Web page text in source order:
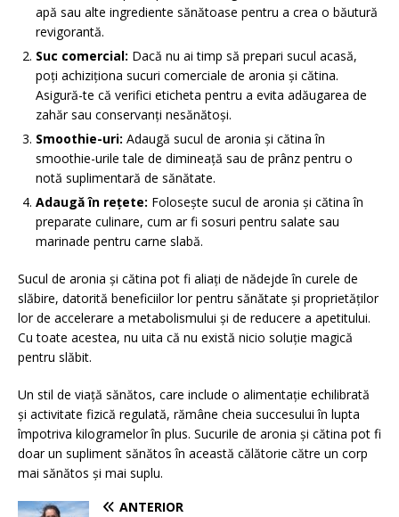
apă sau alte ingrediente sănătoase pentru a crea o băutură
revigorantă.
Suc comercial: Dacă nu ai timp să prepari sucul acasă,
poți achiziționa sucuri comerciale de aronia și cătina.
Asigură-te că verifici eticheta pentru a evita adăugarea de
zahăr sau conservanți nesănătoși.
Smoothie-uri: Adaugă sucul de aronia și cătina în
smoothie-urile tale de dimineață sau de prânz pentru o
notă suplimentară de sănătate.
Adaugă în rețete: Folosește sucul de aronia și cătina în
preparate culinare, cum ar fi sosuri pentru salate sau
marinade pentru carne slabă.
Sucul de aronia și cătina pot fi aliați de nădejde în curele de
slăbire, datorită beneficiilor lor pentru sănătate și proprietăților
lor de accelerare a metabolismului și de reducere a apetitului.
Cu toate acestea, nu uita că nu există nicio soluție magică
pentru slăbit.
Un stil de viață sănătos, care include o alimentație echilibrată
și activitate fizică regulată, rămâne cheia succesului în lupta
împotriva kilogramelor în plus. Sucurile de aronia și cătina pot fi
doar un supliment sănătos în această călătorie către un corp
mai sănătos și mai suplu.
ANTERIOR